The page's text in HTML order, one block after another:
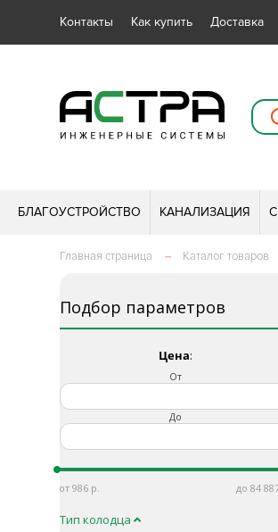
Контакты Как купить Доставка
БЛАГОУСТРОЙСТВО КАНАЛИЗАЦИЯ
Главная страница – Каталог товаров
Подбор параметров
Цена:
От
До
986 84
Тип колодца